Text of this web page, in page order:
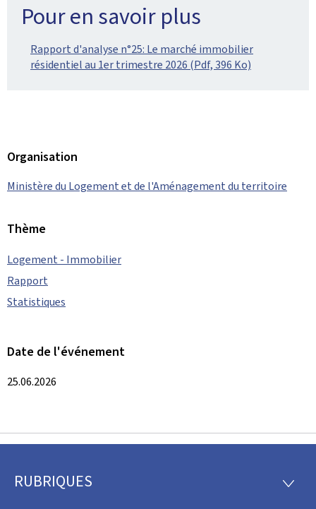
Pour en savoir plus
Rapport d'analyse n°25: Le marché immobilier
résidentiel au 1er trimestre 2026 (Pdf, 396 Ko)
Organisation
Ministère du Logement et de l'Aménagement du territoire
Thème
Logement - Immobilier
Rapport
Statistiques
Date de l'événement
25.06.2026
Pied
RUBRIQUES